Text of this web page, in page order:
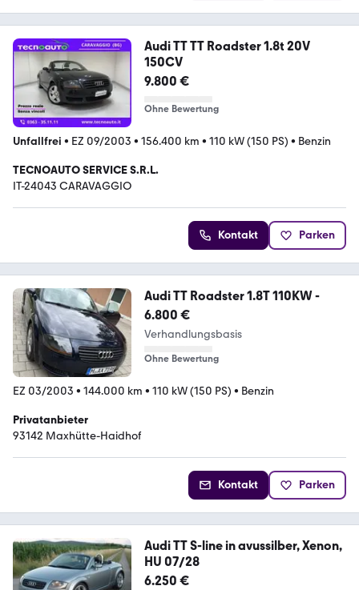
Audi TT TT Roadster 1.8t 20V
150CV
9.800 €
Ohne Bewertung
Unfallfrei • EZ 09/2003 • 156.400 km • 110 kW (150 PS) • Benzin
TECNOAUTO SERVICE S.R.L.
IT-24043 CARAVAGGIO
Kontakt Parken
Audi TT Roadster 1.8T 110KW -
6.800 €
Verhandlungsbasis
Ohne Bewertung
EZ 03/2003 • 144.000 km • 110 kW (150 PS) • Benzin
Privatanbieter
93142 Maxhütte-Haidhof
Kontakt Parken
Audi TT S-line in avussilber, Xenon,
HU 07/28
6.250 €